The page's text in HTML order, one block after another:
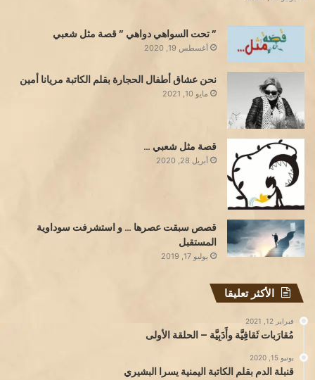
” تحت السواهي دواهي ” قصة مثل شعبي
أغسطس 19, 2020
نحن عشاق أطفال الحجارة بقلم الكاتبة مريانا أمين
مايو 10, 2021
قصة مثل شعبي …
أبريل 28, 2020
قصص سبقت عصرها … و استشرفت سوداوية
المستقبل
يوليو 17, 2019
الأكثر تعليقا
فبراير 12, 2021
مُقارَبات ثَقافِيَّة وأَدَبِيَّة – الحلقة الأولى
يونيو 15, 2020
قنبلة الدم بقلم الكاتبة اليمنية يسرا البشيري